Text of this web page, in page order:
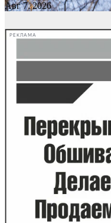
Авг 7, 2026
РЕКЛАМА